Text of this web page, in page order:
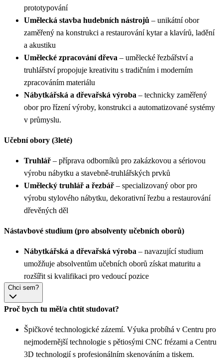
prototypování
Umělecká stavba hudebních nástrojů – unikátní obor
zaměřený na konstrukci a restaurování kytar a klavírů, ladění
a akustiku
Umělecké zpracování dřeva – umělecké řezbářství a
truhlářství propojuje kreativitu s tradičním i moderním
zpracováním materiálu
Nábytkářská a dřevařská výroba – technicky zaměřený
obor pro řízení výroby, konstrukci a automatizované systémy
v průmyslu.
Učební obory (3leté)
Truhlář – příprava odborníků pro zakázkovou a sériovou
výrobu nábytku a stavebně-truhlářských prvků
Umělecký truhlář a řezbář – specializovaný obor pro
výrobu stylového nábytku, dekorativní řezbu a restaurování
dřevěných děl
Nástavbové studium (pro absolventy učebních oborů)
Nábytkářská a dřevařská výroba – navazující studium
umožňuje absolventům učebních oborů získat maturitu a
rozšířit si kvalifikaci pro vedoucí pozice
Chci sem?
Proč bych tu měl/a chtít studovat?
Špičkové technologické zázemí. Výuka probíhá v Centru pro
nejmodernější technologie s pětiosými CNC frézami a Centru
3D technologií s profesionálním skenováním a tiskem.